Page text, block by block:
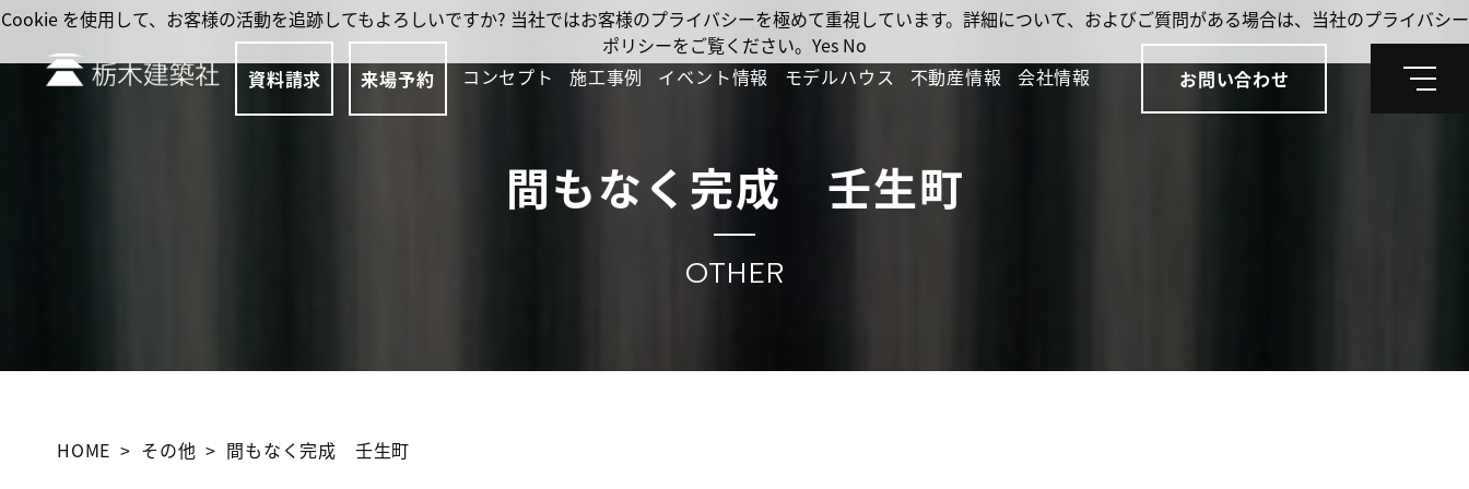
資料請求 来場予約 コンセプト 施工事例 イベント情報 モデルハウス 不動産情報 会社情報 お問い合わせ
メ
間もなく完成 壬生町
OTHER
HOME その他 間もなく完成 壬生町
Cookie を使用して、お客様の活動を追跡してもよろしいですか? 当社ではお客様のプライバシーを極めて重視しています。詳細について、およびご質問がある場合は、当社のプライバシー
ポリシーをご覧ください。 Yes No